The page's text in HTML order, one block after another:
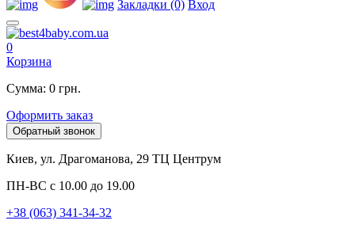
Закладки (0) Вход
0
Корзина
Сумма: 0 грн.
Оформить заказ
Обратный звонок
Киев, ул. Драгоманова, 29 ТЦ Центрум
ПН-ВС с 10.00 до 19.00
+38 (063) 341-34-32